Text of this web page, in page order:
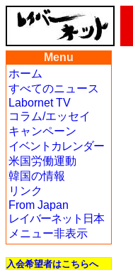
Menu
ホーム
すべてのニュース
Labornet TV
コラム/エッセイ
キャンペーン
イベントカレンダー
米国労働運動
韓国の情報
リンク
From Japan
レイバーネット日本
メニュー非表示
入会希望者はこちらへ